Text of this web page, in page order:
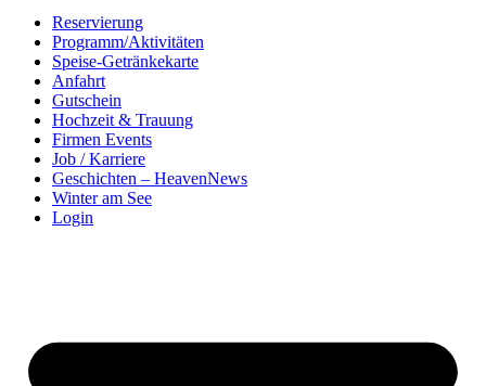
Reservierung
Programm/Aktivitäten
Speise-Getränkekarte
Anfahrt
Gutschein
Hochzeit & Trauung
Firmen Events
Job / Karriere
Geschichten – HeavenNews
Winter am See
Login